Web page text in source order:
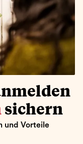
sichern
und Vorteile